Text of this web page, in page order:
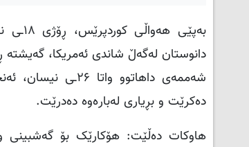
دانوستان لەگەڵ شاندی ئەمریکا، گەیشتە
شەممەی داهاتوو
دەکرێت و بڕیاری لەبارەوە دەدرێت.
هاوکات دەڵێت: هۆکارێک بۆ گەشبینی